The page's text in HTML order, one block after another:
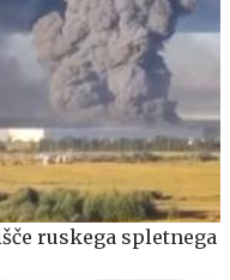
ruskega spletnega